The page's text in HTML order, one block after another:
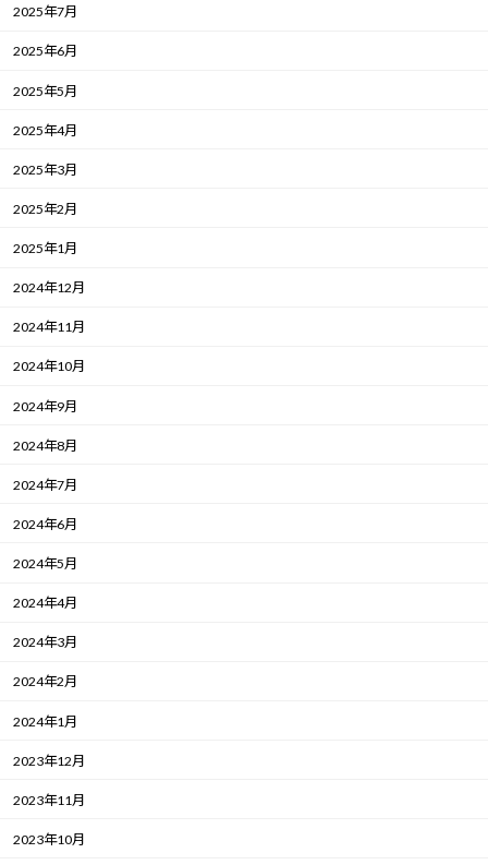
2025年7月
2025年6月
2025年5月
2025年4月
2025年3月
2025年2月
2025年1月
2024年12月
2024年11月
2024年10月
2024年9月
2024年8月
2024年7月
2024年6月
2024年5月
2024年4月
2024年3月
2024年2月
2024年1月
2023年12月
2023年11月
2023年10月